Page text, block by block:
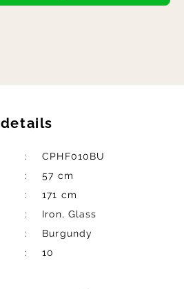
details
CPHF010BU
57 cm
171 cm
Iron, Glass
Burgundy
10